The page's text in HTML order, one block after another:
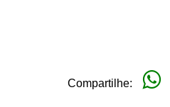
Compartilhe: